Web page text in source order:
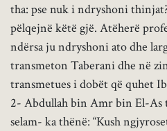
tha: pse nuk i ndryshoni
pëlqejnë këtë gjë. Atëherë
ndërsa ju ndryshoni ato dhe
transmeton Taberani dhe në
transmetues i dobët që quhet
2- Abdullah bin Amr bin El-As
selam- ka thënë: “Kush